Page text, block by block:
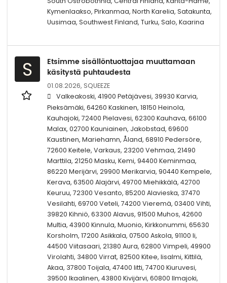
Kymenlaakso, Pirkanmaa, North Karelia, Satakunta,
Uusimaa, Southwest Finland, Turku, Salo, Kaarina
S
Etsimme sisällöntuottajaa muuttamaan
käsitystä puhtaudesta
01.08.2026, SQUEEZE
Valkeakoski, 41900 Petäjävesi, 39930 Karvia,
Pieksämäki, 64260 Kaskinen, 18150 Heinola,
Kauhajoki, 72400 Pielavesi, 62300 Kauhava, 66100
Malax, 02700 Kauniainen, Jakobstad, 69600
Kaustinen, Mariehamn, Åland, 68910 Pedersöre,
72600 Keitele, Varkaus, 23200 Vehmaa, 21490
Marttila, 21250 Masku, Kemi, 94400 Keminmaa,
86220 Merijärvi, 29900 Merikarvia, 90440 Kempele,
Kerava, 63500 Alajärvi, 49700 Miehikkälä, 42700
Keuruu, 72300 Vesanto, 85200 Alavieska, 37470
Vesilahti, 69700 Veteli, 74200 Vieremä, 03400 Vihti,
39820 Kihniö, 63300 Alavus, 91500 Muhos, 42600
Multia, 43900 Kinnula, Muonio, Kirkkonummi, 65630
Korsholm, 17200 Asikkala, 07500 Askola, 91100 Ii,
44500 Viitasaari, 21380 Aura, 62800 Vimpeli, 49900
Virolahti, 34800 Virrat, 82500 Kitee, Iisalmi, Kittilä,
Akaa, 37800 Toijala, 47400 Iitti, 74700 Kiuruvesi,
39500 Ikaalinen, 43800 Kivijärvi, 60800 Ilmajoki,